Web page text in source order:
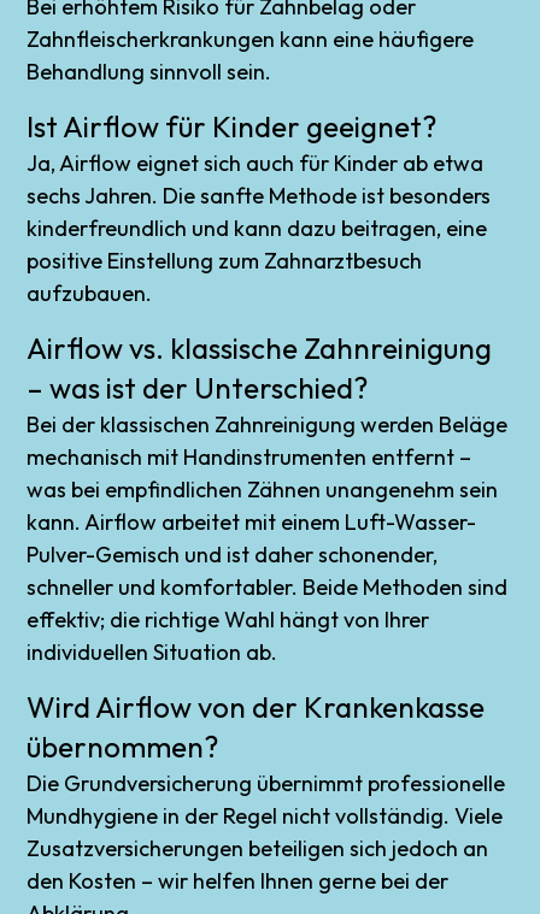
Bei erhöhtem Risiko für Zahnbelag oder
Zahnfleischerkrankungen kann eine häufigere
Behandlung sinnvoll sein.
Ist Airflow für Kinder geeignet?
Ja, Airflow eignet sich auch für Kinder ab etwa
sechs Jahren. Die sanfte Methode ist besonders
kinderfreundlich und kann dazu beitragen, eine
positive Einstellung zum Zahnarztbesuch
aufzubauen.
Airflow vs. klassische Zahnreinigung
– was ist der Unterschied?
Bei der klassischen Zahnreinigung werden Beläge
mechanisch mit Handinstrumenten entfernt –
was bei empfindlichen Zähnen unangenehm sein
kann. Airflow arbeitet mit einem Luft-Wasser-
Pulver-Gemisch und ist daher schonender,
schneller und komfortabler. Beide Methoden sind
effektiv; die richtige Wahl hängt von Ihrer
individuellen Situation ab.
Wird Airflow von der Krankenkasse
übernommen?
Die Grundversicherung übernimmt professionelle
Mundhygiene in der Regel nicht vollständig. Viele
Zusatzversicherungen beteiligen sich jedoch an
den Kosten – wir helfen Ihnen gerne bei der